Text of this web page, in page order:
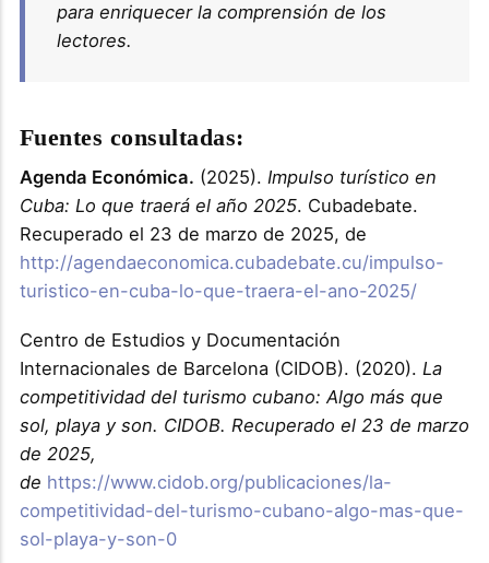
para enriquecer la comprensión de los
lectores.
Fuentes consultadas:
Agenda Económica. (2025). Impulso turístico en
Cuba: Lo que traerá el año 2025. Cubadebate.
Recuperado el 23 de marzo de 2025, de
http://agendaeconomica.cubadebate.cu/impulso-
turistico-en-cuba-lo-que-traera-el-ano-2025/
Centro de Estudios y Documentación
Internacionales de Barcelona (CIDOB). (2020). La
competitividad del turismo cubano: Algo más que
sol, playa y son. CIDOB. Recuperado el 23 de marzo
de 2025,
de https://www.cidob.org/publicaciones/la-
competitividad-del-turismo-cubano-algo-mas-que-
sol-playa-y-son-0